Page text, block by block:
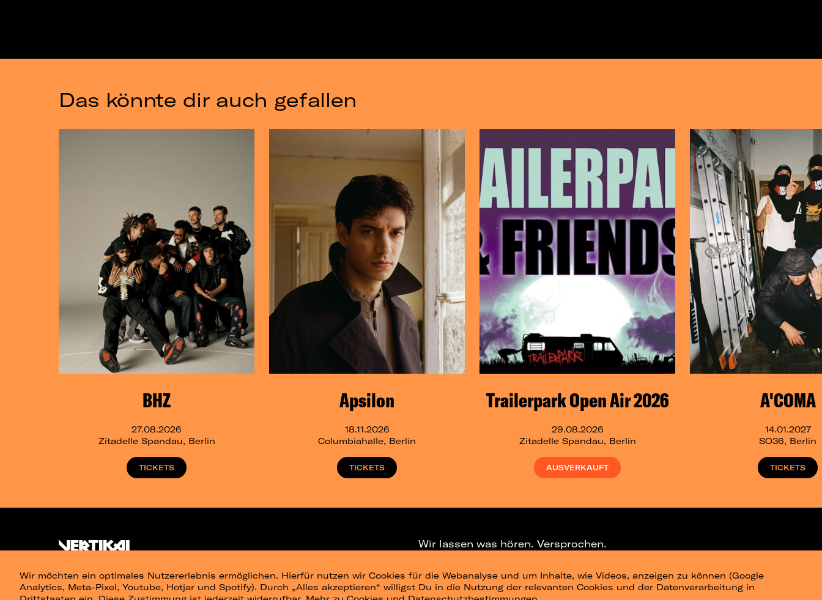
Das könnte dir auch gefallen
BHZ
27.08.2026
Zitadelle Spandau, Berlin
TICKETS
Apsilon
18.11.2026
Columbiahalle, Berlin
TICKETS
Trailerpark Open Air 2026
29.08.2026
Zitadelle Spandau, Berlin
AUSVERKAUFT
A'COMA
14.01.2027
SO36, Berlin
TICKETS
Wir möchten ein optimales Nutzererlebnis ermöglichen. Hierfür nutzen wir Cookies für die Webanalyse und um Inhalte, wie Videos, anzeigen zu können (Google
Analytics, Meta-Pixel, Youtube, Hotjar und Spotify). Durch „Alles akzeptieren“ willigst Du in die Nutzung der relevanten Cookies und der Datenverarbeitung in
Wir lassen was hören. Versprochen.
NEWSLETTER TELEGRAM-CHANNEL